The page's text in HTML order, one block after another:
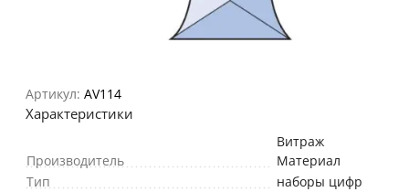
Артикул: AV114
Характеристики
Производитель
Витраж
Материал
Тип
наборы цифр